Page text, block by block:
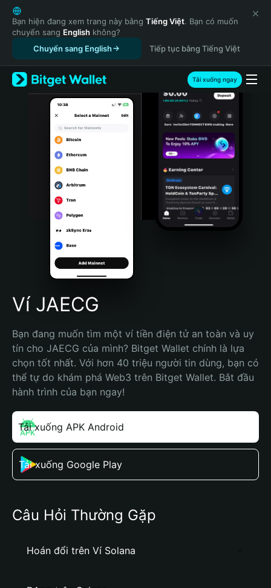
English
日本語
Tiếng Việt
Русский
Español (Latinoamérica)
Türkçe
Italiano
Português (Portugal)
Bahasa Indonesia
Português (Brasil)
Español (Argentina)
Bạn hiện đang xem trang này bằng Tiếng Việt. Bạn có muốn
chuyển sang English không?
Chuyển sang English
Tiếp tục bằng Tiếng Việt
Tải xuống ngay
Ví JAECG
Bạn đang muốn tìm một ví tiền điện tử an toàn và uy
tín cho JAECG của mình? Bitget Wallet chính là lựa
chọn tốt nhất. Với hơn 40 triệu người tin dùng, bạn có
thể tự do khám phá Web3 trên Bitget Wallet. Bắt đầu
hành trình của bạn ngay!
Tải xuống APK Android
Tải xuống Google Play
Câu Hỏi Thường Gặp
Hoán đổi trên Ví Solana